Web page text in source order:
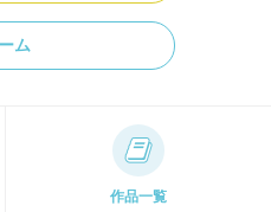
ム
作品一覧